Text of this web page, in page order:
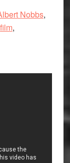
Nobbs,
film,